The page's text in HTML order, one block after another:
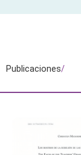
Publicaciones/